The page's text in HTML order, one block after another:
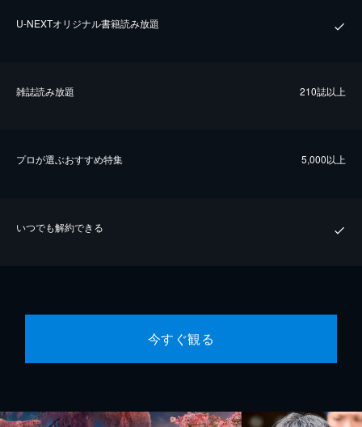
U-NEXTオリジナル書籍読み放題
雑誌読み放題 210誌以上
プロが選ぶおすすめ特集 5,000以上
いつでも解約できる
今すぐ観る